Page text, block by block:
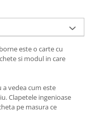
este o carte cu
si modul in care
vedea cum este
Clapetele ingenioase
pe masura ce